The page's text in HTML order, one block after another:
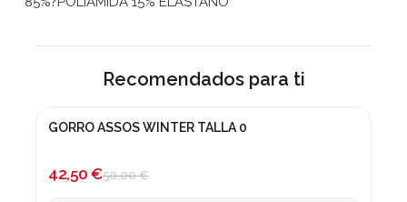
Recomendados para ti
¡En oferta!
GORRO ASSOS WINTER TALLA 0
42,50 €50,00 €